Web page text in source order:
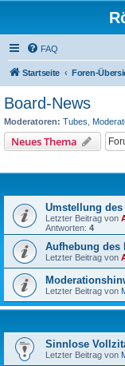
FAQ
Startseite Foren-
Board-News
Moderatoren: Tubes
Neues Thema
Umstellung
Letzter Beitrag von
Antworten: 4
Aufhebung des
Letzter Beitrag von
Letzter Beitrag von
Sinnlose
Letzter Beitrag von